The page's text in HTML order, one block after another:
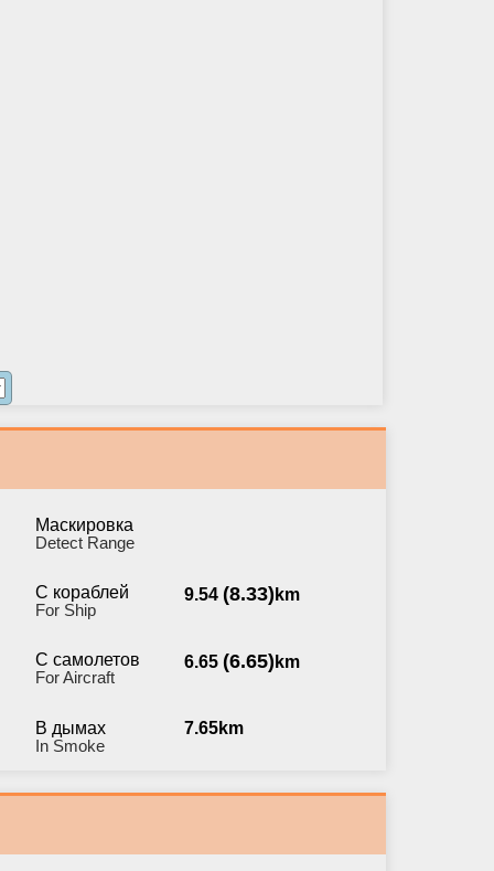
Маскировка
Detect Range
С кораблей
For Ship
9.54 (8.33) km
С самолетов
For Aircraft
6.65 (6.65) km
В дымах
In Smoke
7.65km